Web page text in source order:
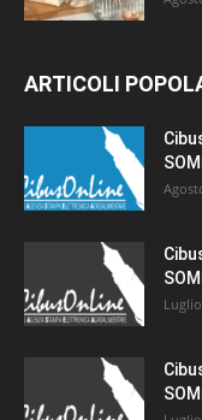
ARTICOLI